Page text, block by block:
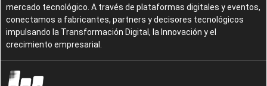
mercado tecnológico. A través de plataformas digitales y eventos,
conectamos a fabricantes, partners y decisores tecnológicos
impulsando la Transformación Digital, la Innovación y el
crecimiento empresarial.